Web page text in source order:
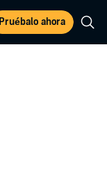
Pruébalo ahora